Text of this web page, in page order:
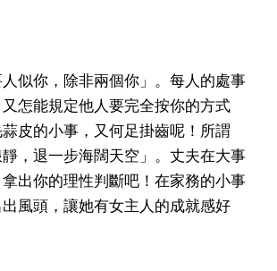
似你，除非兩個你」。每人的處事
怎能規定他人要完全按你的方式
皮的小事，又何足掛齒呢！所謂
靜，退一步海闊天空」。丈夫在大事
出你的理性判斷吧！在家務的小事
出風頭，讓她有女主人的成就感好